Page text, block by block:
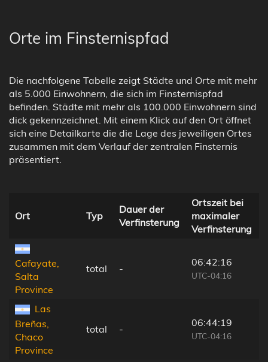
Orte im Finsternispfad
Die nachfolgene Tabelle zeigt Städte und Orte mit mehr
als 5.000 Einwohnern, die sich im Finsternispfad
befinden. Städte mit mehr als 100.000 Einwohnern sind
dick gekennzeichnet. Mit einem Klick auf den Ort öffnet
sich eine Detailkarte die die Lage des jeweiligen Ortes
zusammen mit dem Verlauf der zentralen Finsternis
präsentiert.
Ort Typ
Dauer der
Verfinsterung
Ortszeit bei
maximaler
Verfinsterung
Cafayate,
Salta
Province
total -
06:42:16
UTC-04:16
Las
Breñas,
Chaco
Province
total -
06:44:19
UTC-04:16